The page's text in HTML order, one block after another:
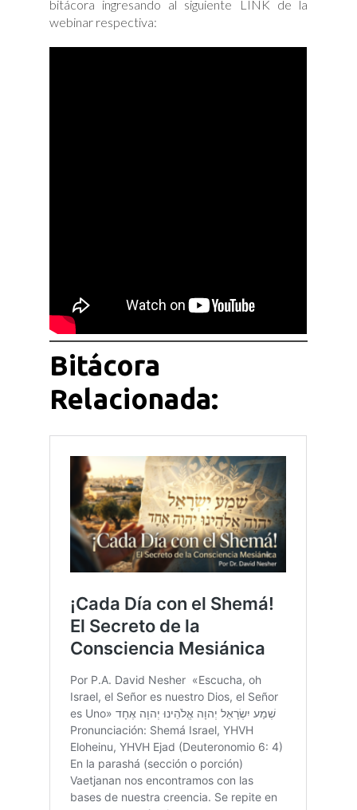
bitácora ingresando al siguiente LINK de la
webinar respectiva:
Bitácora
Relacionada: